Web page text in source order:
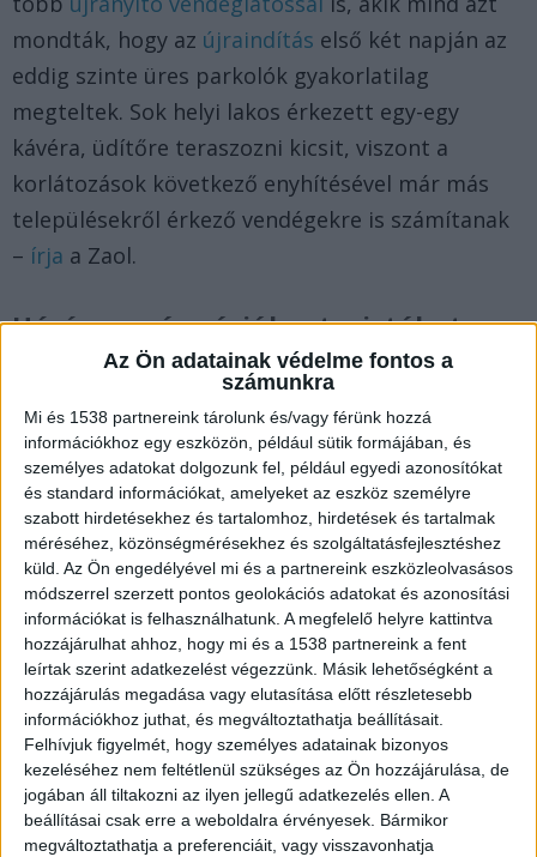
Az Ön adatainak védelme fontos a
számunkra
Mi és 1538 partnereink tárolunk és/vagy férünk hozzá
információkhoz egy eszközön, például sütik formájában, és
személyes adatokat dolgozunk fel, például egyedi azonosítókat
és standard információkat, amelyeket az eszköz személyre
szabott hirdetésekhez és tartalomhoz, hirdetések és tartalmak
méréséhez, közönségmérésekhez és szolgáltatásfejlesztéshez
küld. Az Ön engedélyével mi és a partnereink eszközleolvasásos
módszerrel szerzett pontos geolokációs adatokat és azonosítási
információkat is felhasználhatunk. A megfelelő helyre kattintva
hozzájárulhat ahhoz, hogy mi és a 1538 partnereink a fent
leírtak szerint adatkezelést végezzünk. Másik lehetőségként a
hozzájárulás megadása vagy elutasítása előtt részletesebb
információkhoz juthat, és megváltoztathatja beállításait.
Felhívjuk figyelmét, hogy személyes adatainak bizonyos
kezeléséhez nem feltétlenül szükséges az Ön hozzájárulása, de
jogában áll tiltakozni az ilyen jellegű adatkezelés ellen. A
beállításai csak erre a weboldalra érvényesek. Bármikor
megváltoztathatja a preferenciáit, vagy visszavonhatja
mondták, hogy az újraindítás első két napján az
eddig szinte üres parkolók gyakorlatilag
megteltek. Sok helyi lakos érkezett egy-egy
kávéra, üdítőre teraszozni kicsit, viszont a
korlátozások következő enyhítésével már más
településekről érkező vendégekre is számítanak
– írja a Zaol.
Hévízen már várják a turistákat